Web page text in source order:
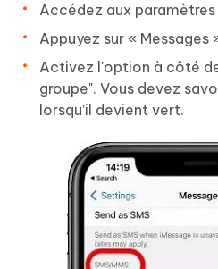
Accédez aux paramètres
Appuyez sur « Messages
Activez l'option à côté
groupe". Vous devez
lorsqu’il devient vert.